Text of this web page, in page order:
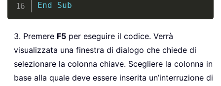
End
Sub
3. Premere F5 per eseguire il codice. Verrà
visualizzata una finestra di dialogo che chiede di
selezionare la colonna chiave. Scegliere la colonna in
base alla quale deve essere inserita un’interruzione di